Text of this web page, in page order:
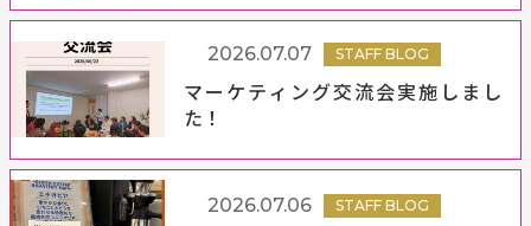
マーケティング交流会実施しまし
た！
2026.07.07 STAFF BLOG
2026.07.06 STAFF BLOG